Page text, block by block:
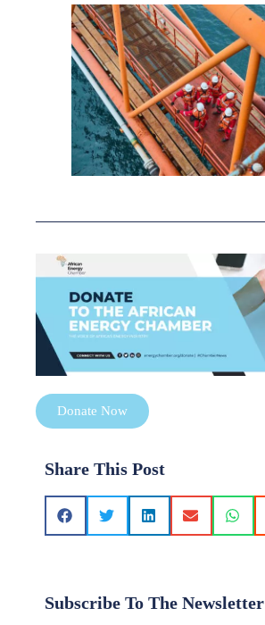
Donate Now
Share This Post
Subscribe To The Newsletter